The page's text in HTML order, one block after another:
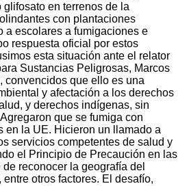
en terrenos de la
con plantaciones
a escolares a fumigaciones e
respuesta oficial por estos
esta situación ante el relator
Sustancias Peligrosas, Marcos
convencidos que ello es una
y afectación a los derechos
y derechos indígenas, sin
que se fumiga con
en la UE. Hicieron un llamado a
servicios competentes de salud y
el Principio de Precaución en las
reconocer la geografía del
otros factores. El desafío,